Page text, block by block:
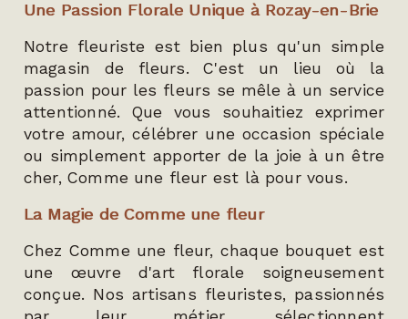
Une Passion Florale Unique à Rozay-en-Brie
Notre fleuriste est bien plus qu'un simple
magasin de fleurs. C'est un lieu où la
passion pour les fleurs se mêle à un service
attentionné. Que vous souhaitiez exprimer
votre amour, célébrer une occasion spéciale
ou simplement apporter de la joie à un être
cher, Comme une fleur est là pour vous.
La Magie de Comme une fleur
Chez Comme une fleur, chaque bouquet est
une œuvre d'art florale soigneusement
conçue. Nos artisans fleuristes, passionnés